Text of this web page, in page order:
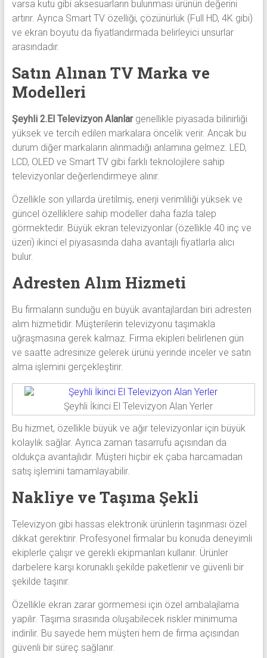
varsa kutu gibi aksesuarların bulunması ürünün değerini
artırır. Ayrıca Smart TV özelliği, çözünürlük (Full HD, 4K gibi)
ve ekran boyutu da fiyatlandırmada belirleyici unsurlar
arasındadır.
Satın Alınan TV Marka ve
Modelleri
Şeyhli 2.El Televizyon Alanlar genellikle piyasada bilinirliği
yüksek ve tercih edilen markalara öncelik verir. Ancak bu
durum diğer markaların alınmadığı anlamına gelmez. LED,
LCD, OLED ve Smart TV gibi farklı teknolojilere sahip
televizyonlar değerlendirmeye alınır.
Özellikle son yıllarda üretilmiş, enerji verimliliği yüksek ve
güncel özelliklere sahip modeller daha fazla talep
görmektedir. Büyük ekran televizyonlar (özellikle 40 inç ve
üzeri) ikinci el piyasasında daha avantajlı fiyatlarla alıcı
bulur.
Adresten Alım Hizmeti
Bu firmaların sunduğu en büyük avantajlardan biri adresten
alım hizmetidir. Müşterilerin televizyonu taşımakla
uğraşmasına gerek kalmaz. Firma ekipleri belirlenen gün
ve saatte adresinize gelerek ürünü yerinde inceler ve satın
alma işlemini gerçekleştirir.
Şeyhli İkinci El Televizyon Alan Yerler
Bu hizmet, özellikle büyük ve ağır televizyonlar için büyük
kolaylık sağlar. Ayrıca zaman tasarrufu açısından da
oldukça avantajlıdır. Müşteri hiçbir ek çaba harcamadan
satış işlemini tamamlayabilir.
Nakliye ve Taşıma Şekli
Televizyon gibi hassas elektronik ürünlerin taşınması özel
dikkat gerektirir. Profesyonel firmalar bu konuda deneyimli
ekiplerle çalışır ve gerekli ekipmanları kullanır. Ürünler
darbelere karşı korunaklı şekilde paketlenir ve güvenli bir
şekilde taşınır.
Özellikle ekran zarar görmemesi için özel ambalajlama
yapılır. Taşıma sırasında oluşabilecek riskler minimuma
indirilir. Bu sayede hem müşteri hem de firma açısından
güvenli bir süreç sağlanır.